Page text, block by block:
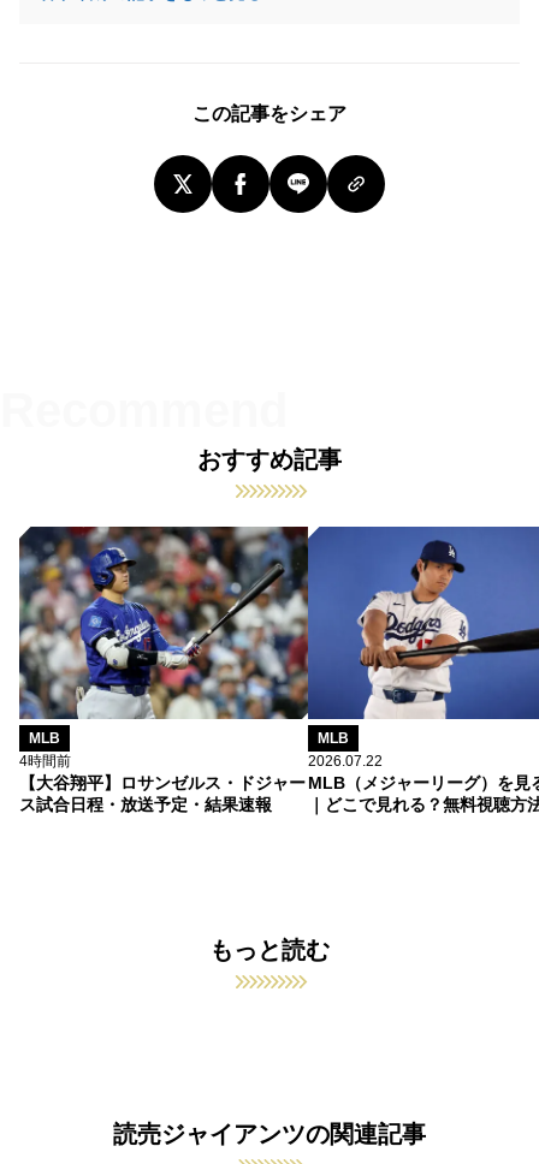
この記事をシェア
おすすめ記事
MLB
4時間前
【大谷翔平】ロサンゼルス・ドジャー
ス試合日程・放送予定・結果速報
MLB
2026.07.22
MLB（メジャーリーグ）を見
｜どこで見れる？無料視聴方
もっと読む
読売ジャイアンツの関連記事